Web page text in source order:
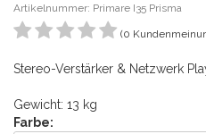
Artikelnummer: Primare I35 Prisma
(0
Stereo-Verstärker & Netzwerk
Gewicht: 13 kg
Farbe: